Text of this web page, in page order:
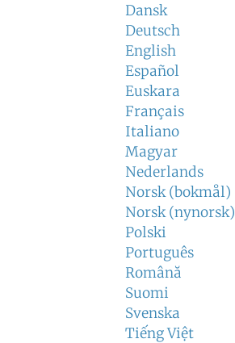
Dansk
Deutsch
English
Español
Euskara
Français
Italiano
Magyar
Nederlands
Norsk (bokmål)
Norsk (nynorsk)
Polski
Português
Română
Suomi
Svenska
Tiếng Việt